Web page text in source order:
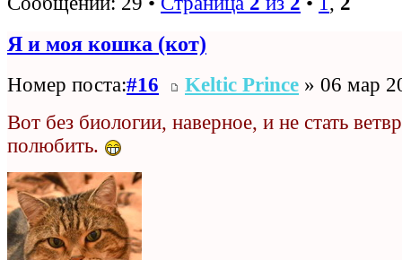
Я и моя кошка (кот)
Номер поста:#16 Keltic Prince » 06 мар
Вот без биологии, наверное, и не стать
полюбить.